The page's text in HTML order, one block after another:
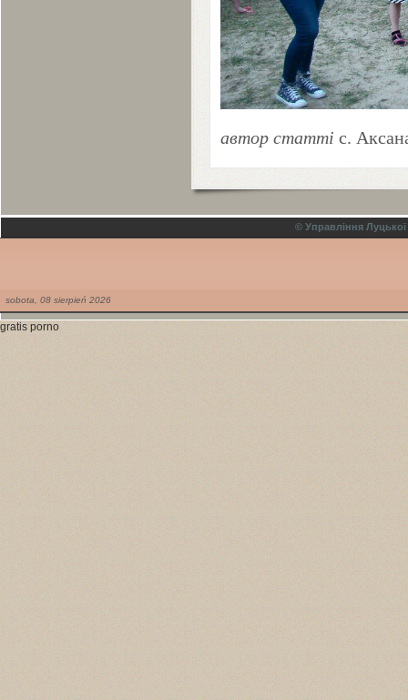
автор статті с.
© Управління Луцької
sobota, 08 sierpień 2026
gratis porno